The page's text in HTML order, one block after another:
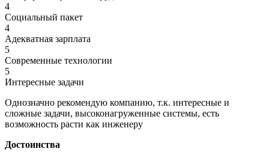
4
Социальный пакет
4
Адекватная зарплата
5
Современные технологии
5
Интересные задачи
Однозначно рекомендую компанию, т.к. интересные и
сложные задачи, высоконагруженные системы, есть
возможность расти как инженеру
Достоинства